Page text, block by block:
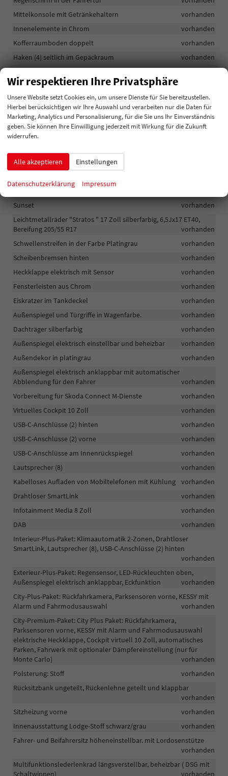
Mittelkonsole mit Getränkehaltern
vorhanden
Innenelemente in Chrom
vorhanden
Kofferraumboden doppelt
vorhanden
Haken (4) seitlich im Gepäckraum
vorhanden
Armlehne mit Jumbo-Box
vorhanden
Aufbewahrungsfach am Fahrersitz
vorhanden
Armlehne hinten
vorhanden
Nebelscheinwerfer mit Kurvenlicht
LED-Scheinwerfer und LED-Tagfahrlicht
Sicherheitsradschrauben
LED-Rückleuchten oben mit animierten Fahrtrichtungsanzeigern
Sunset
vorhanden
Leichtmetallräder "Stratos " 17 Zoll silberfarbig, 6,5Jx17 ET40,
Bereifung 205/55 R17
vorhanden
Schwellenstreifen in der Farbe Platingrau
vorhanden
Scheibenbremsen hinten
vorhanden
Heckklappe elektrisch mit Sensor
vorhanden
Fensterleisten aus Chrom
vorhanden
Eiskratzer im Tankdeckel
vorhanden
Außenspiegel und Türgriffe in Wagenfarbe.
vorhanden
Dachträger silberfarbig
vorhanden
Außenspiegel elektrisch einstellbar und beheizbar
vorhanden
Außendekor in platingrau
vorhanden
Außenspiegel elektrisch anklappbar mit automatischer
Abblendung für den Fahrer
vorhanden
Vorbereitung für Skoda Connect M-Dienste
vorhanden
Virtuelles Cockpit 10 Zoll
vorhanden
USB-C-Anschlüsse (2) hinten
vorhanden
USB-C-Anschlüsse (2) vorne
vorhanden
USB-C-Anschlüsse am Innenrückspiegel
vorhanden
Lautsprecher (8)
vorhanden
Kabelloses Aufladen von Mobiltelefonen mit Kühlung
vorhanden
Drahtloser SmartLink
vorhanden
Infotainment Media 8 Zoll
vorhanden
DAB
vorhanden
Interieur-Plus-Paket: Klimaautomatik 2-Zonen, Drahtloser
SmartLink, Lautsprecher (8), USB-C-Anschlüsse (2) hinten
vorhanden
Exterieur-Plus-Paket: Regensensor, LED-Rückleuchten oben,
Außenspiegel elektrisch anklappbar, Eckfunktion
vorhanden
City-Plus-Paket: Rückfahrkamera, Parksensoren vorne, KESSY mit
Alarm und Fahrmodusauswahl
vorhanden
City-Premium-Paket: City Plus Paket: Rückfahrkamera,
Parksensoren vorne, KESSY mit Alarm und Fahrmodusauswahl
elektrische Heckklappe, Cockpit virtuell 10 Zoll, automatisches
Parken, Fahrwerk mit optionaler Dämpfereinstellung (nur für
Monte Carlo)
vorhanden
Polsterung: Stoff
vorhanden
Rücksitzbank ungeteilt, Rückenlehne geteilt und klappbar
vorhanden
Sitzheizung vorne
vorhanden
Innenausstattung Lodge-Stoff schwarz/grau
vorhanden
Fahrer- und Beifahrersitz höheneinstellbar. mit Lordosenstütze
vorhanden
Multifunktionslederlenkrad längsverstellbar, beheizbar ( DSG mit
Schaltwippen)
vorhanden
Wir respektieren Ihre Privatsphäre
Unsere Website setzt Cookies ein, um unsere Dienste für Sie bereitzustellen.
Hierbei berücksichtigen wir Ihre Auswahl und verarbeiten nur die Daten für
Marketing, Analytics und Personalisierung, für die Sie uns Ihr Einverständnis
geben. Sie können Ihre Einwilligung jederzeit mit Wirkung für die Zukunft
widerrufen.
Alle akzeptieren Einstellungen
Datenschutzerklärung Impressum